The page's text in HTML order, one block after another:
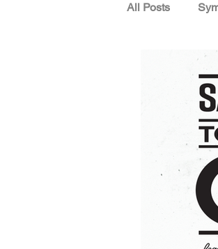
All Posts
資安威脅情
專家觀點